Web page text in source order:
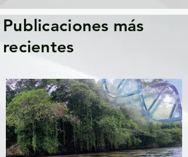
Publicaciones más
recientes